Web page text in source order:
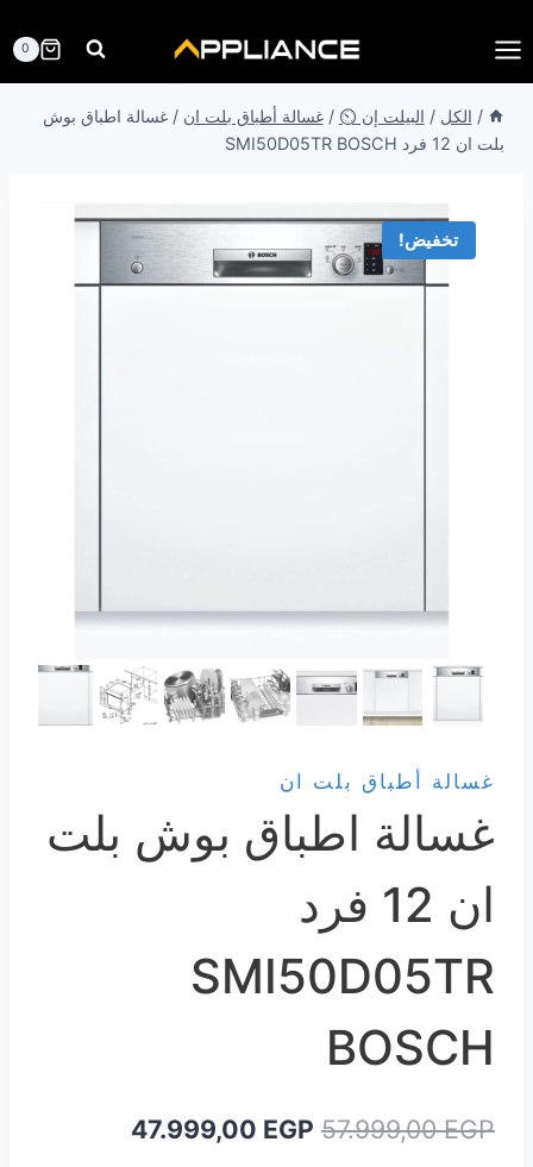
إلى
المحتوى
0
/ الكل / البيلت إن ⏲️ / غسالة أطباق بلت ان / غسالة اطباق بوش
بلت ان 12 فرد SMI50D05TR BOSCH
تخفيض!
غسالة أطباق بلت ان
غسالة اطباق بوش بلت
ان 12 فرد
SMI50D05TR
BOSCH
57.999,00EGP
السعر47.999,00 EGP